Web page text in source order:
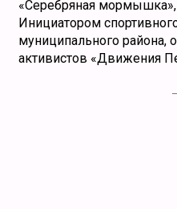
«Серебряная
Инициатором
муниципального района,
активистов «Движения